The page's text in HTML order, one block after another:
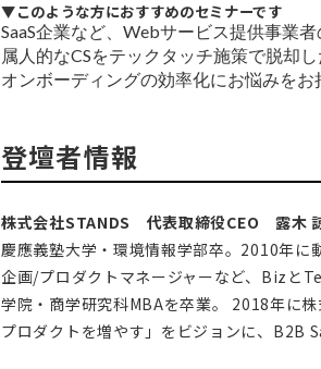
▼このような方におすすめのセミナーです
SaaS企業など、Webサービス提供事業
属人的なCSをテックタッチ施策で脱却
オンボーディングの効率化にお悩みをお
登壇者情報
株式会社STANDS 代表取締役CEO 露木
慶應義塾大学・環境情報学部卒。2010年に
企画/プロダクトマネージャーなど、Bizと
学院・商学研究科MBAを卒業。 2018年に
プロダクトを増やす」をビジョンに、B2B